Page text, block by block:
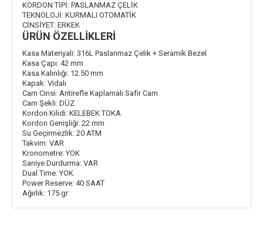
KORDON TİPİ: PASLANMAZ ÇELİK
TEKNOLOJİ: KURMALI OTOMATİK
CİNSİYET: ERKEK
ÜRÜN ÖZELLİKLERİ
Kasa Materiyali: 316L Paslanmaz Çelik + Seramik Bezel
Kasa Çapı: 42 mm
Kasa Kalınlığı: 12.50 mm
Kapak: Vidalı
Cam Cinsi: Antirefle Kaplamalı Safir Cam
Cam Şekli: DÜZ
Kordon Kilidi: KELEBEK TOKA
Kordon Genişliği: 22 mm
Su Geçirmezlik: 20 ATM
Takvim: VAR
Kronometre: YOK
Saniye Durdurma: VAR
Dual Time: YOK
Power Reserve: 40 SAAT
Ağırlık: 175 gr